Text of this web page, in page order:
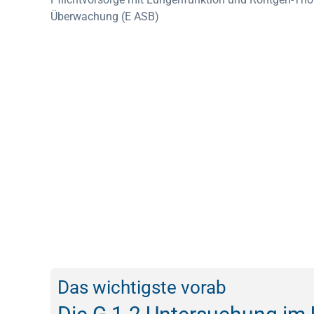
Überwachung (E ASB)
Das wichtigste vorab